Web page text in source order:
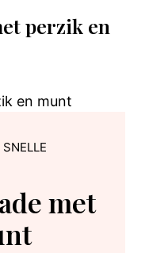
perzik en
SNELLE
met